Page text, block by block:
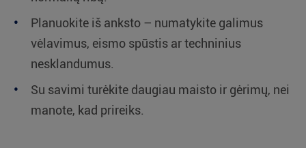
Planuokite iš anksto – numatykite galimus
vėlavimus, eismo spūstis ar techninius
nesklandumus.
Su savimi turėkite daugiau maisto ir gėrimų, nei
manote, kad prireiks.